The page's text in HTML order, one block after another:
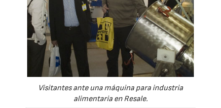
Visitantes ante una máquina para industria
alimentaria en Resale.